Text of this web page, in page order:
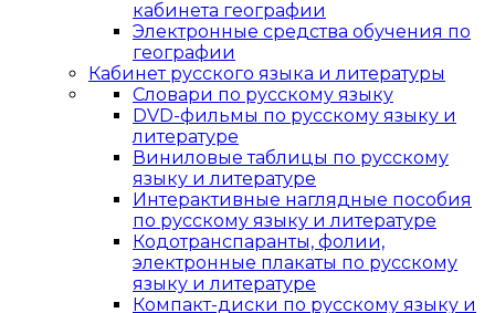
кабинета географии
Электронные средства обучения по
географии
Кабинет русского языка и литературы
Cловари по русскому языку
DVD-фильмы по русскому языку и
литературе
Виниловые таблицы по русскому
языку и литературе
Интерактивные наглядные пособия
по русскому языку и литературе
Кодотранспаранты, фолии,
электронные плакаты по русскому
языку и литературе
Компакт-диски по русскому языку и